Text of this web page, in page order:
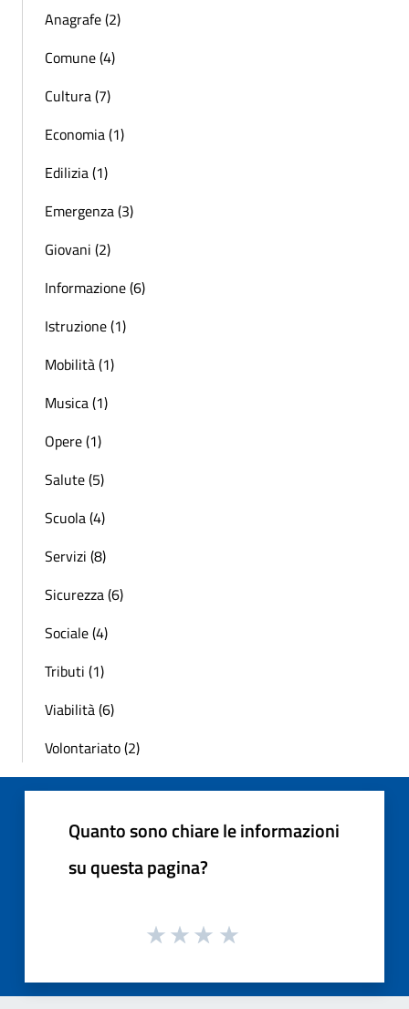
Anagrafe (2)
Comune (4)
Cultura (7)
Economia (1)
Edilizia (1)
Emergenza (3)
Giovani (2)
Informazione (6)
Istruzione (1)
Mobilità (1)
Musica (1)
Opere (1)
Salute (5)
Scuola (4)
Servizi (8)
Sicurezza (6)
Sociale (4)
Tributi (1)
Viabilità (6)
Volontariato (2)
Quanto sono chiare le informazioni
su questa pagina?